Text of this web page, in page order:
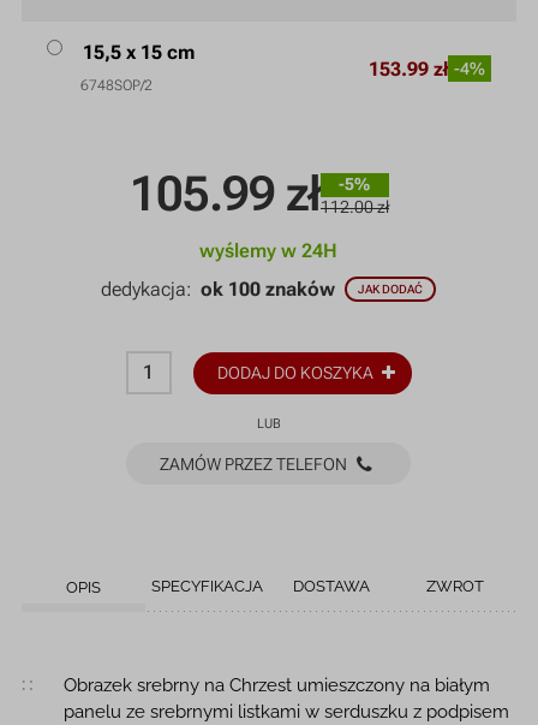
105.99 zł
-5%
112.00 zł
wyślemy w 24H
dedykacja:ok 100 znaków JAK DODAĆ
DODAJ DO KOSZYKA
LUB
ZAMÓW PRZEZ TELEFON
15,5 x 15 cm
6748SOP/2
153.99 zł -4%
OPIS SPECYFIKACJA DOSTAWA ZWROT
Opis produktu
Obrazek srebrny na Chrzest umieszczony na białym
panelu ze srebrnymi listkami w serduszku z podpisem